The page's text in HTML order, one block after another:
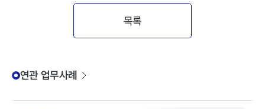
목록
연관 업무사례